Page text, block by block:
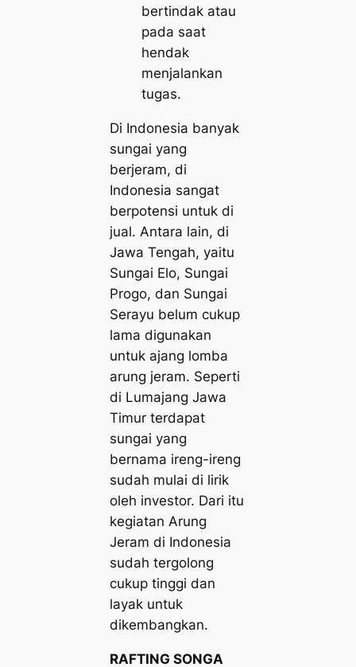
bertindak atau
pada saat
hendak
menjalankan
tugas.
Di Indonesia banyak
sungai yang
berjeram, di
Indonesia sangat
berpotensi untuk di
jual. Antara lain, di
Jawa Tengah, yaitu
Sungai Elo, Sungai
Progo, dan Sungai
Serayu belum cukup
lama digunakan
untuk ajang lomba
arung jeram. Seperti
di Lumajang Jawa
Timur terdapat
sungai yang
bernama ireng-ireng
sudah mulai di lirik
oleh investor. Dari itu
kegiatan Arung
Jeram di Indonesia
sudah tergolong
cukup tinggi dan
layak untuk
dikembangkan.
RAFTING SONGA